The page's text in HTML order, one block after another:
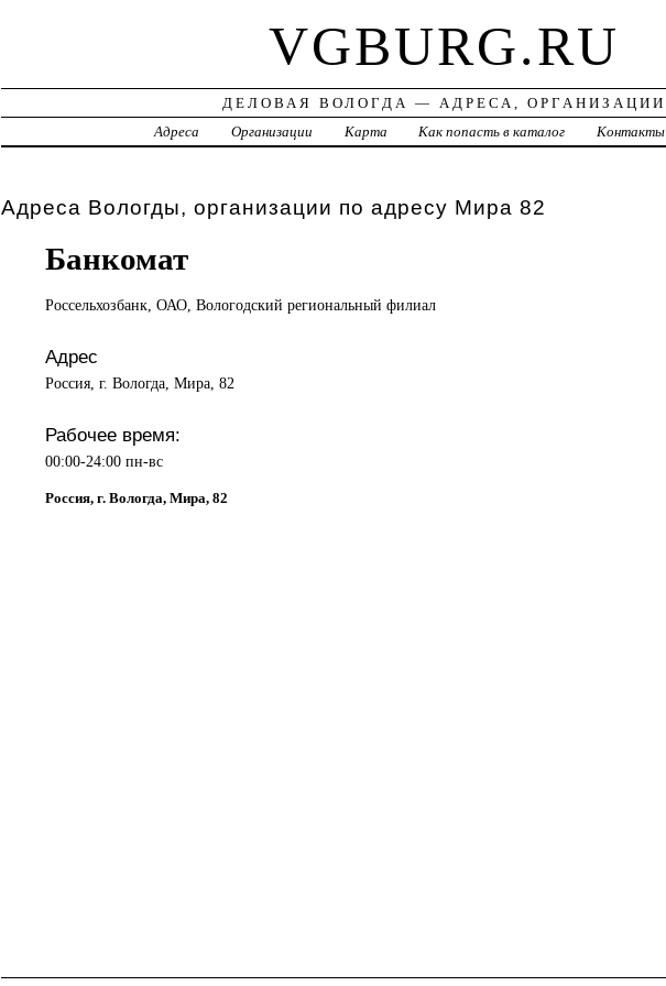
VGBURG.RU
ДЕЛОВАЯ ВОЛОГДА — АДРЕСА, ОРГАНИЗАЦИИ
Адреса
Организации Карта Как попасть в каталог Контакты
Адреса Вологды, организации по адресу Мира 82
Банкомат
Россельхозбанк, ОАО, Вологодский региональный филиал
Адрес
Россия, г. Вологда, Мира, 82
Рабочее время:
00:00-24:00 пн-вс
Россия, г. Вологда, Мира, 82